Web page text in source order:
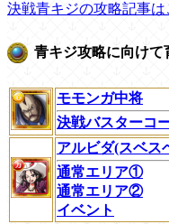
決戦青キジの攻略記事は
青キジ攻略に向けて
モモンガ中将
決戦バスターコ
アルビダ(スベス
通常エリア①
通常エリア②
イベント